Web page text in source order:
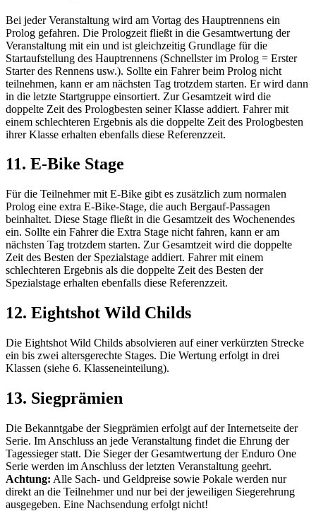
Bei jeder Veranstaltung wird am Vortag des Hauptrennens ein
Prolog gefahren. Die Prologzeit fließt in die Gesamtwertung der
Veranstaltung mit ein und ist gleichzeitig Grundlage für die
Startaufstellung des Hauptrennens (Schnellster im Prolog = Erster
Starter des Rennens usw.). Sollte ein Fahrer beim Prolog nicht
teilnehmen, kann er am nächsten Tag trotzdem starten. Er wird dann
in die letzte Startgruppe einsortiert. Zur Gesamtzeit wird die
doppelte Zeit des Prologbesten seiner Klasse addiert. Fahrer mit
einem schlechteren Ergebnis als die doppelte Zeit des Prologbesten
ihrer Klasse erhalten ebenfalls diese Referenzzeit.
11. E-Bike Stage
Für die Teilnehmer mit E-Bike gibt es zusätzlich zum normalen
Prolog eine extra E-Bike-Stage, die auch Bergauf-Passagen
beinhaltet. Diese Stage fließt in die Gesamtzeit des Wochenendes
ein. Sollte ein Fahrer die Extra Stage nicht fahren, kann er am
nächsten Tag trotzdem starten. Zur Gesamtzeit wird die doppelte
Zeit des Besten der Spezialstage addiert. Fahrer mit einem
schlechteren Ergebnis als die doppelte Zeit des Besten der
Spezialstage erhalten ebenfalls diese Referenzzeit.
12. Eightshot Wild Childs
Die Eightshot Wild Childs absolvieren auf einer verkürzten Strecke
ein bis zwei altersgerechte Stages. Die Wertung erfolgt in drei
Klassen (siehe 6. Klasseneinteilung).
13. Siegprämien
Die Bekanntgabe der Siegprämien erfolgt auf der Internetseite der
Serie. Im Anschluss an jede Veranstaltung findet die Ehrung der
Tagessieger statt. Die Sieger der Gesamtwertung der Enduro One
Serie werden im Anschluss der letzten Veranstaltung geehrt.
Achtung: Alle Sach- und Geldpreise sowie Pokale werden nur
direkt an die Teilnehmer und nur bei der jeweiligen Siegerehrung
ausgegeben. Eine Nachsendung erfolgt nicht!